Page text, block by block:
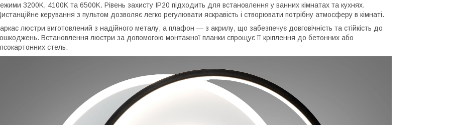
3200K, 4100K та 6500K. Рівень захисту IP20 підходить для встановлення у ванних кімнатах та кухнях.
керування з пультом дозволяє легко регулювати яскравість і створювати потрібну атмосферу в кімнаті.
люстри виготовлений з надійного металу, а плафон — з акрилу, що забезпечує довговічність та стійкість до
Встановлення люстри за допомогою монтажної планки спрощує її кріплення до бетонних або
стель.